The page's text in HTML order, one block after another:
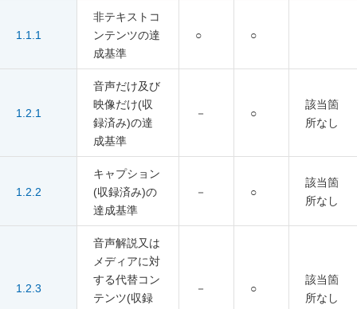
1.1.1
非テキストコ
ンテンツの達
成基準
○ ○
1.2.1
音声だけ及び
映像だけ(収
録済み)の達
成基準
－ ○
該当箇
所なし
1.2.2
キャプション
(収録済み)の
達成基準
－ ○
該当箇
所なし
1.2.3
音声解説又は
メディアに対
する代替コン
テンツ(収録
－ ○
該当箇
所なし